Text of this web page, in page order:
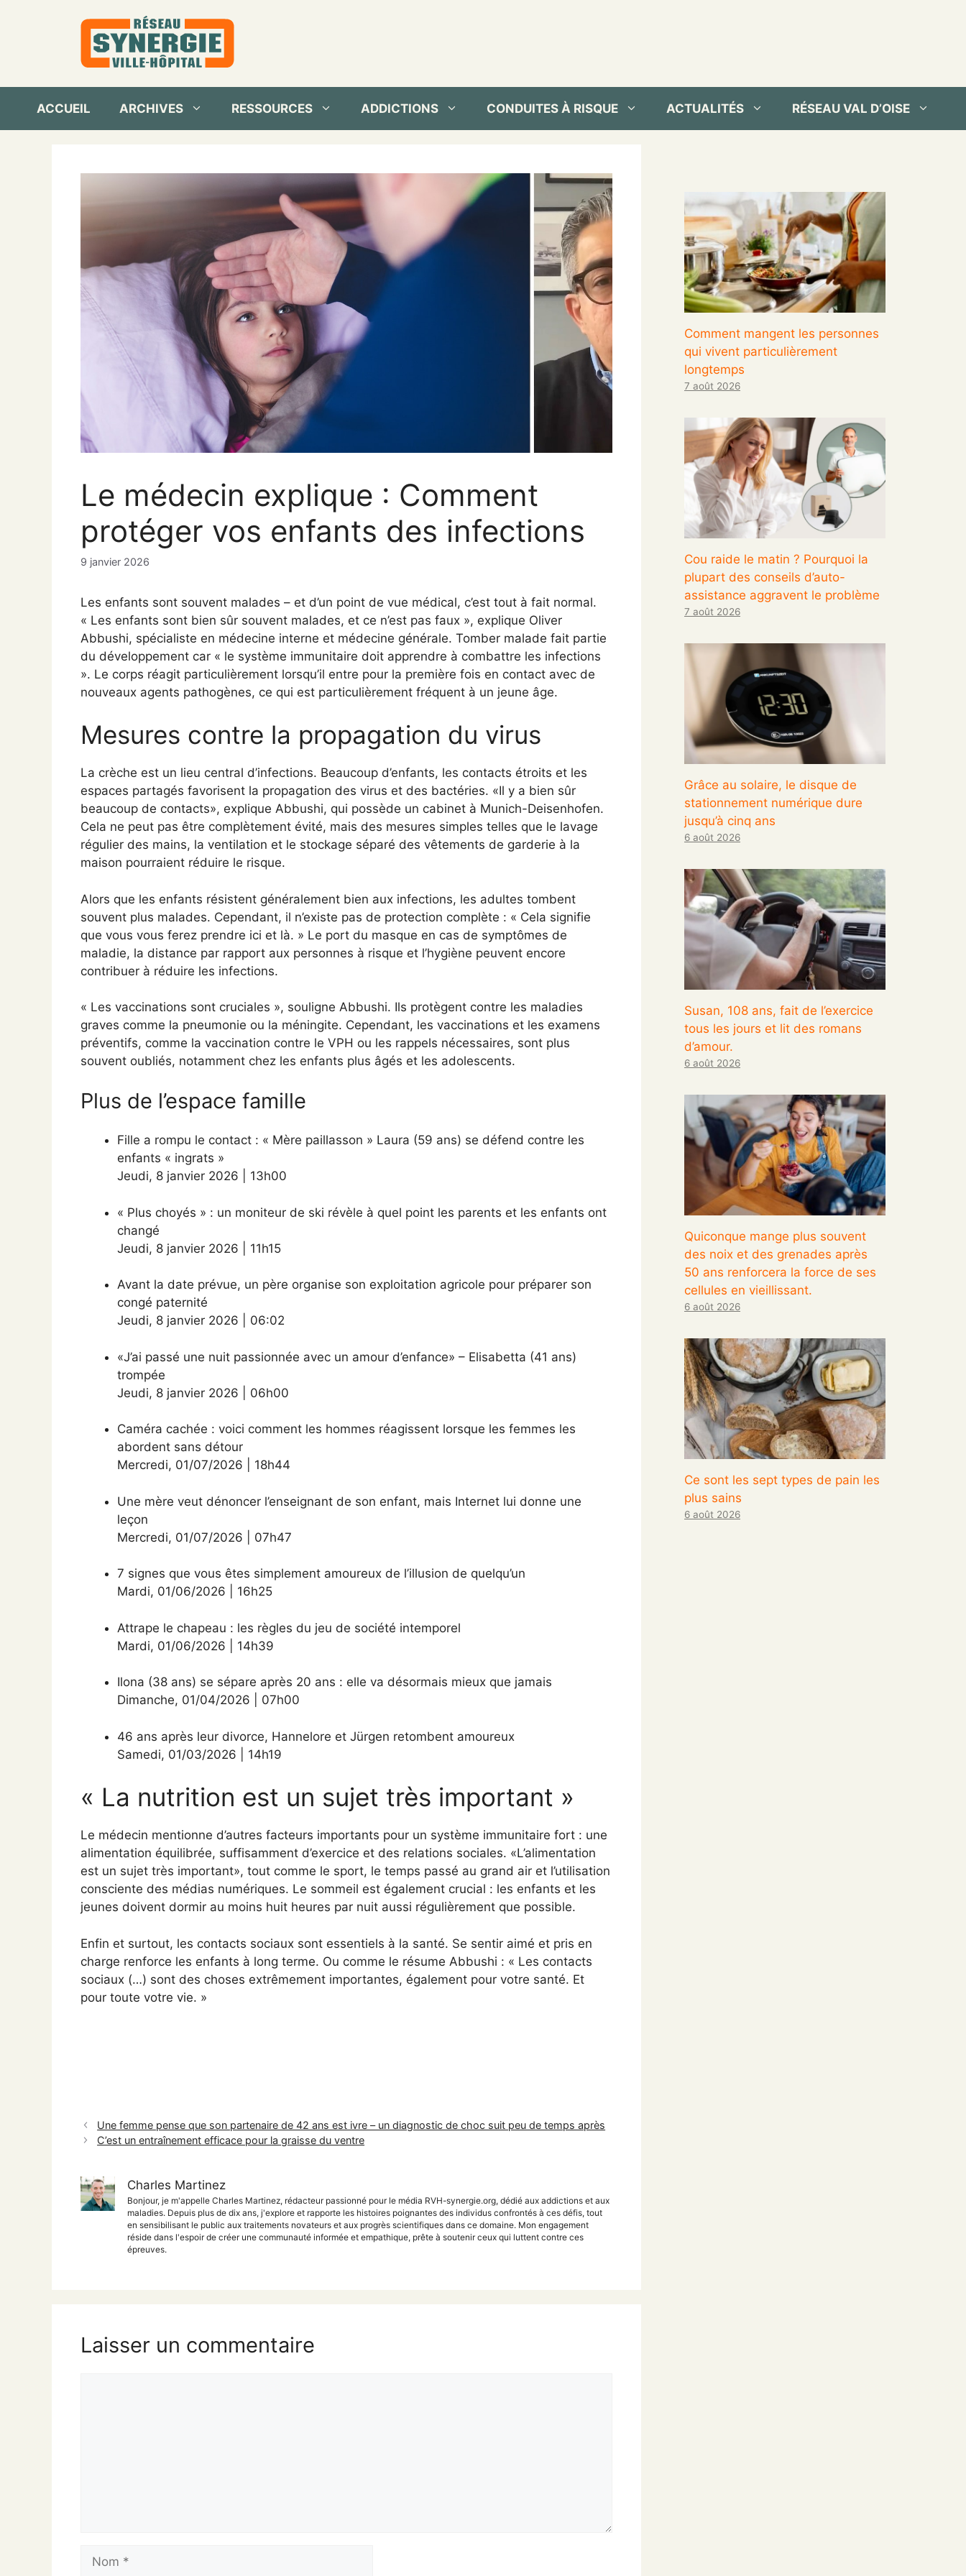
ACCUEIL ARCHIVES RESSOURCES ADDICTIONS CONDUITES À RISQUE ACTUALITÉS RÉSEAU VAL D’OISE
Le médecin explique : Comment
protéger vos enfants des infections
9 janvier 2026
Les enfants sont souvent malades – et d’un point de vue médical, c’est tout à fait normal.
« Les enfants sont bien sûr souvent malades, et ce n’est pas faux », explique Oliver
Abbushi, spécialiste en médecine interne et médecine générale. Tomber malade fait partie
du développement car « le système immunitaire doit apprendre à combattre les infections
». Le corps réagit particulièrement lorsqu’il entre pour la première fois en contact avec de
nouveaux agents pathogènes, ce qui est particulièrement fréquent à un jeune âge.
Mesures contre la propagation du virus
La crèche est un lieu central d’infections. Beaucoup d’enfants, les contacts étroits et les
espaces partagés favorisent la propagation des virus et des bactéries. «Il y a bien sûr
beaucoup de contacts», explique Abbushi, qui possède un cabinet à Munich-Deisenhofen.
Cela ne peut pas être complètement évité, mais des mesures simples telles que le lavage
régulier des mains, la ventilation et le stockage séparé des vêtements de garderie à la
maison pourraient réduire le risque.
Alors que les enfants résistent généralement bien aux infections, les adultes tombent
souvent plus malades. Cependant, il n’existe pas de protection complète : « Cela signifie
que vous vous ferez prendre ici et là. » Le port du masque en cas de symptômes de
maladie, la distance par rapport aux personnes à risque et l’hygiène peuvent encore
contribuer à réduire les infections.
« Les vaccinations sont cruciales », souligne Abbushi. Ils protègent contre les maladies
graves comme la pneumonie ou la méningite. Cependant, les vaccinations et les examens
préventifs, comme la vaccination contre le VPH ou les rappels nécessaires, sont plus
souvent oubliés, notamment chez les enfants plus âgés et les adolescents.
Plus de l’espace famille
Fille a rompu le contact : « Mère paillasson » Laura (59 ans) se défend contre les
enfants « ingrats »
Jeudi, 8 janvier 2026 13h00
« Plus choyés » : un moniteur de ski révèle à quel point les parents et les enfants ont
changé
Jeudi, 8 janvier 2026 11h15
Avant la date prévue, un père organise son exploitation agricole pour préparer son
congé paternité
Jeudi, 8 janvier 2026 06:02
«J’ai passé une nuit passionnée avec un amour d’enfance» – Elisabetta (41 ans)
trompée
Jeudi, 8 janvier 2026 06h00
Caméra cachée : voici comment les hommes réagissent lorsque les femmes les
abordent sans détour
Mercredi, 01/07/2026 18h44
Une mère veut dénoncer l’enseignant de son enfant, mais Internet lui donne une
leçon
Mercredi, 01/07/2026 07h47
7 signes que vous êtes simplement amoureux de l’illusion de quelqu’un
Mardi, 01/06/2026 16h25
Attrape le chapeau : les règles du jeu de société intemporel
Mardi, 01/06/2026 14h39
Ilona (38 ans) se sépare après 20 ans : elle va désormais mieux que jamais
Dimanche, 01/04/2026 07h00
46 ans après leur divorce, Hannelore et Jürgen retombent amoureux
Samedi, 01/03/2026 14h19
« La nutrition est un sujet très important »
Le médecin mentionne d’autres facteurs importants pour un système immunitaire fort : une
alimentation équilibrée, suffisamment d’exercice et des relations sociales. «L’alimentation
est un sujet très important», tout comme le sport, le temps passé au grand air et l’utilisation
consciente des médias numériques. Le sommeil est également crucial : les enfants et les
jeunes doivent dormir au moins huit heures par nuit aussi régulièrement que possible.
Enfin et surtout, les contacts sociaux sont essentiels à la santé. Se sentir aimé et pris en
charge renforce les enfants à long terme. Ou comme le résume Abbushi : « Les contacts
sociaux (…) sont des choses extrêmement importantes, également pour votre santé. Et
pour toute votre vie. »
Une femme pense que son partenaire de 42 ans est ivre – un diagnostic de choc suit peu de temps après
C’est un entraînement efficace pour la graisse du ventre
Charles Martinez
Bonjour, je m'appelle Charles Martinez, rédacteur passionné pour le média RVH-synergie.org, dédié aux addictions et aux
maladies. Depuis plus de dix ans, j'explore et rapporte les histoires poignantes des individus confrontés à ces défis, tout
en sensibilisant le public aux traitements novateurs et aux progrès scientifiques dans ce domaine. Mon engagement
réside dans l'espoir de créer une communauté informée et empathique, prête à soutenir ceux qui luttent contre ces
épreuves.
Laisser un commentaire
Nom
Comment mangent les personnes
qui vivent particulièrement
longtemps
7 août 2026
Cou raide le matin ? Pourquoi la
plupart des conseils d’auto-
assistance aggravent le problème
7 août 2026
Grâce au solaire, le disque de
stationnement numérique dure
jusqu’à cinq ans
6 août 2026
Susan, 108 ans, fait de l’exercice
tous les jours et lit des romans
d’amour.
6 août 2026
Quiconque mange plus souvent
des noix et des grenades après
50 ans renforcera la force de ses
cellules en vieillissant.
6 août 2026
Ce sont les sept types de pain les
plus sains
6 août 2026